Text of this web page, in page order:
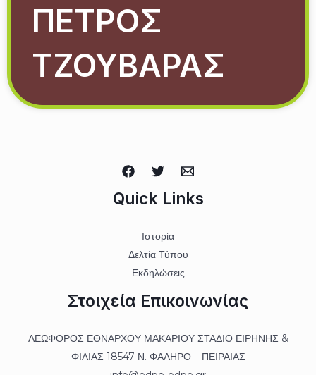
ΠΕΤΡΟΣ
ΤΖΟΥΒΑΡΑΣ
Quick Links
Ιστορία
Δελτία Τύπου
Εκδηλώσεις
Στοιχεία Επικοινωνίας
ΛΕΩΦΟΡΟΣ ΕΘΝΑΡΧΟΥ ΜΑΚΑΡΙΟΥ ΣΤΑΔΙΟ ΕΙΡΗΝΗΣ &
ΦΙΛΙΑΣ 18547 Ν. ΦΑΛΗΡΟ – ΠΕΙΡΑΙΑΣ